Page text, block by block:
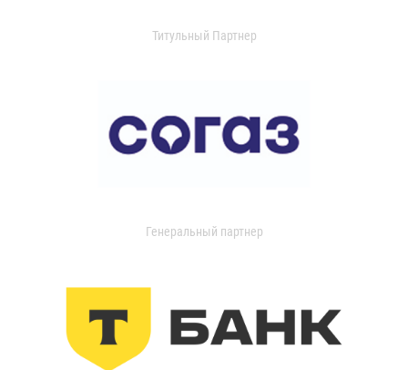
Титульный Партнер
Генеральный партнер